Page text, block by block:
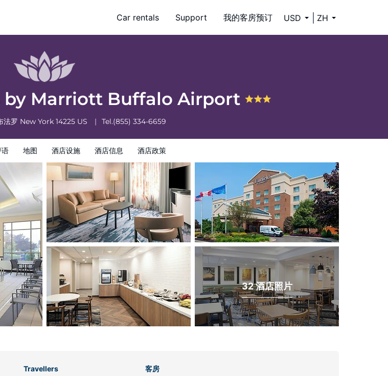
Car rentals Support 我的客房预订 USD ZH
by Marriott Buffalo Airport
法罗 New York 14225 US Tel.(855) 334-6659
语 地图 酒店设施 酒店信息 酒店政策
32 酒店照片
Travellers 客房